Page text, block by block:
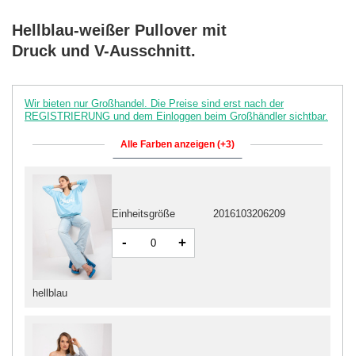
Hellblau-weißer Pullover mit
Druck und V-Ausschnitt.
Wir bieten nur Großhandel. Die Preise sind erst nach der
REGISTRIERUNG und dem Einloggen beim Großhändler sichtbar.
Alle Farben anzeigen (+3)
hellblau
Einheitsgröße 2016103206209
- +